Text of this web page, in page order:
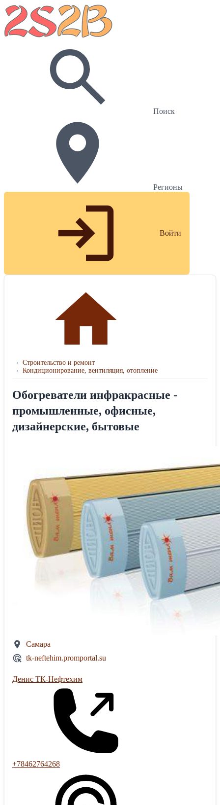
Поиск
Регионы
Войти
› Строительство и ремонт
› Кондиционирование, вентиляция, отопление
Обогреватели инфракрасные -
промышленные, офисные,
дизайнерские, бытовые
Самара
tk-neftehim.promportal.su
Денис ТК-Нефтехим
+78462764268